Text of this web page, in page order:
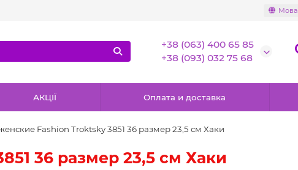
Мова
+38 (063) 400 65 85
+38 (093) 032 75 68
АКЦІЇ Оплата и доставка
Fashion Troktsky 3851 36 размер 23,5 см Хаки
36 размер 23,5 см Хаки